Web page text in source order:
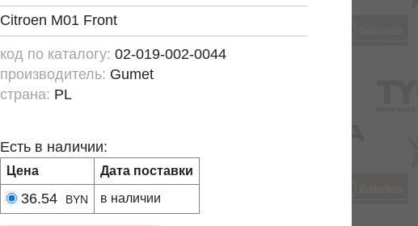
Citroen M01 Front
код по каталогу: 02-019-002-0044
производитель: Gumet
страна: PL
Есть в наличии:
Цена Дата поставки
36.54 BYN в наличии